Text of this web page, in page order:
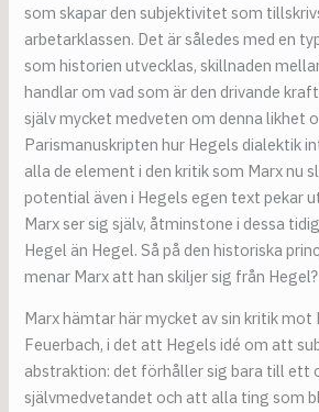
som skapar den subjektivitet som
arbetarklassen. Det är således med en
som historien utvecklas, skillnaden
handlar om vad som är den drivande
själv mycket medveten om denna likhet
Parismanuskripten hur Hegels dialektik
alla de element i den kritik som Marx nu
potential även i Hegels egen text pekar
Marx ser sig själv, åtminstone i dessa
Hegel än Hegel. Så på den historiska
menar Marx att han skiljer sig från Hegel?
Marx hämtar här mycket av sin kritik mot
Feuerbach, i det att Hegels idé om att
abstraktion: det förhåller sig bara till ett
självmedvetandet och att alla ting som